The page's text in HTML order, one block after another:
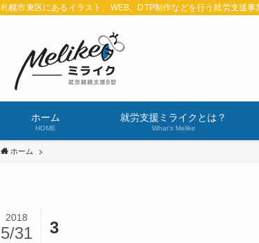
札幌市東区にあるイラスト、WEB、DTP制作などを行う就労支援事
ホーム
HOME
就労支援ミライクとは？
What’s Melike
ホーム
3
2018
5/31